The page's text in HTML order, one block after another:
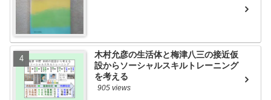
木村允彦の生活体と梅津八三の接近仮
設からソーシャルスキルトレーニング
を考える
905 views